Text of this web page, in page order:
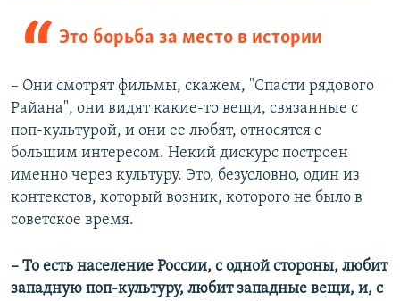
Это борьба за место в истории
– Они смотрят фильмы, скажем, "Спасти рядового
Райана", они видят какие-то вещи, связанные с
поп-культурой, и они ее любят, относятся с
большим интересом. Некий дискурс построен
именно через культуру. Это, безусловно, один из
контекстов, который возник, которого не было в
советское время.
– То есть население России, с одной стороны, любит
западную поп-культуру, любит западные вещи, и, с